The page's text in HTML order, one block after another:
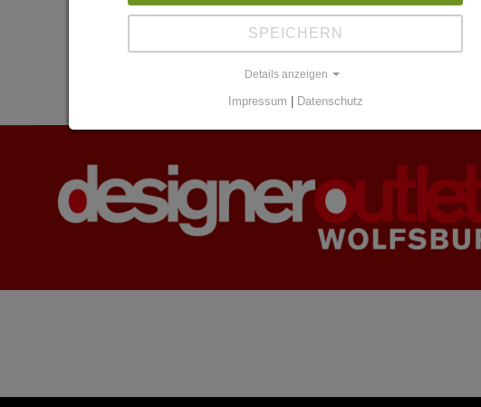
SPEICHERN
Details anzeigen
Impressum | Datenschutz